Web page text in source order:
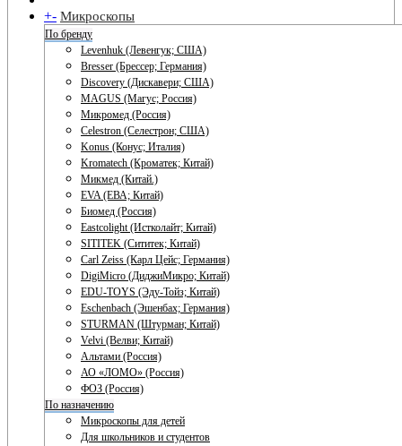
+- Микроскопы
По бренду
Levenhuk (Левенгук; США)
Bresser (Брессер; Германия)
Discovery (Дискавери; США)
MAGUS (Магус; Россия)
Микромед (Россия)
Celestron (Селестрон; США)
Konus (Конус; Италия)
Kromatech (Кроматек; Китай)
Микмед (Китай.)
EVA (ЕВА; Китай)
Биомед (Россия)
Eastcolight (Истколайт; Китай)
SITITEK (Сититек; Китай)
Carl Zeiss (Карл Цейс; Германия)
DigiMicro (ДиджиМикро; Китай)
EDU-TOYS (Эду-Тойз; Китай)
Eschenbach (Эшенбах; Германия)
STURMAN (Штурман; Китай)
Velvi (Велви; Китай)
Альтами (Россия)
АО «ЛОМО» (Россия)
ФОЗ (Россия)
По назначению
Микроскопы для детей
Для школьников и студентов